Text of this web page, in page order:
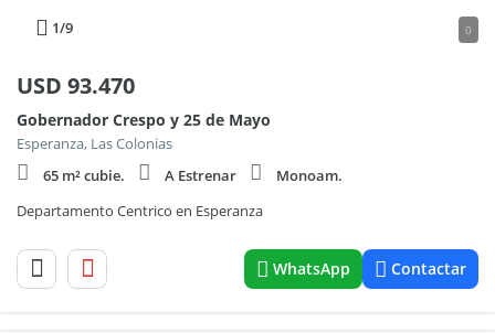
1/9 0
USD 93.470
Gobernador Crespo y 25 de Mayo
Esperanza, Las Colonias
65 m² cubie.
A Estrenar
Monoam.
Departamento Centrico en Esperanza
WhatsApp Contactar